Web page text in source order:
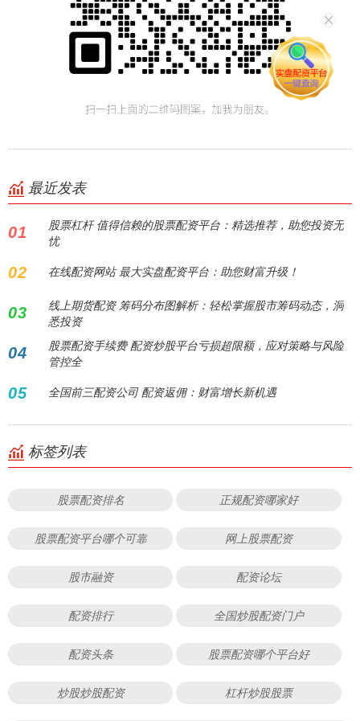
最近发表
01
股票杠杆 值得信赖的股票配资平台：精选推荐，助您投资无
忧
02 在线配资网站 最大实盘配资平台：助您财富升级！
03
线上期货配资 筹码分布图解析：轻松掌握股市筹码动态，洞
悉投资
04
股票配资手续费 配资炒股平台亏损超限额，应对策略与风险
管控全
05 全国前三配资公司 配资返佣：财富增长新机遇
标签列表
股票配资排名 正规配资哪家好
股票配资平台哪个可靠 网上股票配资
股市融资 配资论坛
配资排行 全国炒股配资门户
配资头条 股票配资哪个平台好
炒股炒股配资 杠杆炒股股票